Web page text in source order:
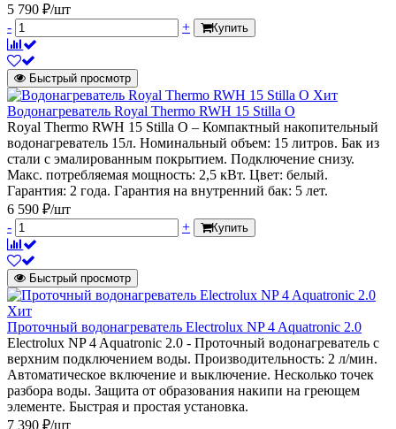
5 790 ₽/шт
-
+ Купить
Быстрый просмотр
Хит
Водонагреватель Royal Thermo RWH 15 Stilla O
Royal Thermo RWH 15 Stilla O – Компактный накопительный
водонагреватель 15л. Номинальный объем: 15 литров. Бак из
стали с эмалированным покрытием. Подключение снизу.
Макс. потребляемая мощность: 2,5 кВт. Цвет: белый.
Гарантия: 2 года. Гарантия на внутренний бак: 5 лет.
6 590 ₽/шт
-
+ Купить
Быстрый просмотр
Хит
Проточный водонагреватель Electrolux NP 4 Aquatronic 2.0
Electrolux NP 4 Aquatronic 2.0 - Проточный водонагреватель с
верхним подключением воды. Производительность: 2 л/мин.
Автоматическое включение и выключение. Несколько точек
разбора воды. Защита от образования накипи на греющем
элементе. Быстрая и простая установка.
7 390 ₽/шт